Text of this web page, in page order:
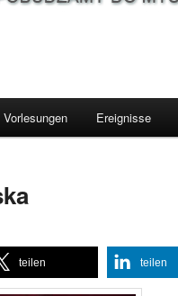
Vorlesungen Ereignisse
teilen teilen